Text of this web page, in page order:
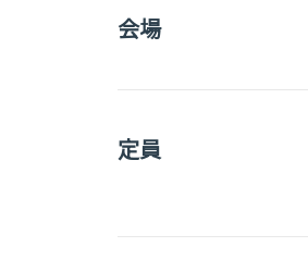
会場
定員